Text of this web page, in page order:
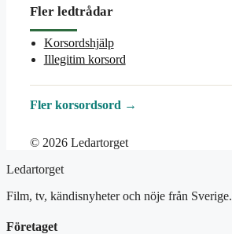
Fler ledtrådar
Korsordshjälp
Illegitim korsord
Fler korsordsord →
© 2026 Ledartorget
Ledartorget
Film, tv, kändisnyheter och nöje från Sverige.
Företaget